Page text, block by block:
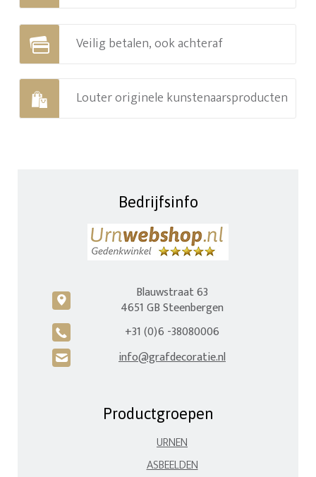
Veilig betalen, ook achteraf
Louter originele kunstenaarsproducten
Bedrijfsinfo
c
Blauwstraat 63
4651 GB Steenbergen
A +31 (0)6 -38080006
H info@grafdecoratie.nl
Productgroepen
URNEN
ASBEELDEN